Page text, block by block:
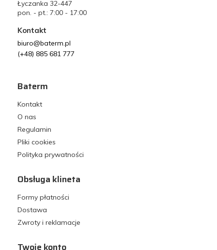
Łyczanka 32-447
pon. - pt.: 7:00 - 17:00
Kontakt
biuro@baterm.pl
(+48) 885 681 777
Baterm
Kontakt
O nas
Regulamin
Pliki cookies
Polityka prywatności
Obsługa klineta
Formy płatności
Dostawa
Zwroty i reklamacje
Twoje konto